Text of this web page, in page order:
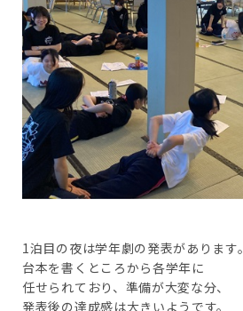
1泊目の夜は学年劇の発表があります。
台本を書くところから各学年に
任せられており、準備が大変な分、
発表後の達成感は大きいようです。